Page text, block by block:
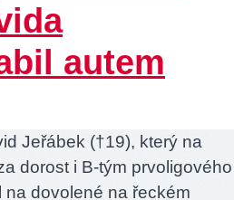
autem
Jeřábek (†19), který na
dorost i B-tým prvoligového
na dovolené na řeckém